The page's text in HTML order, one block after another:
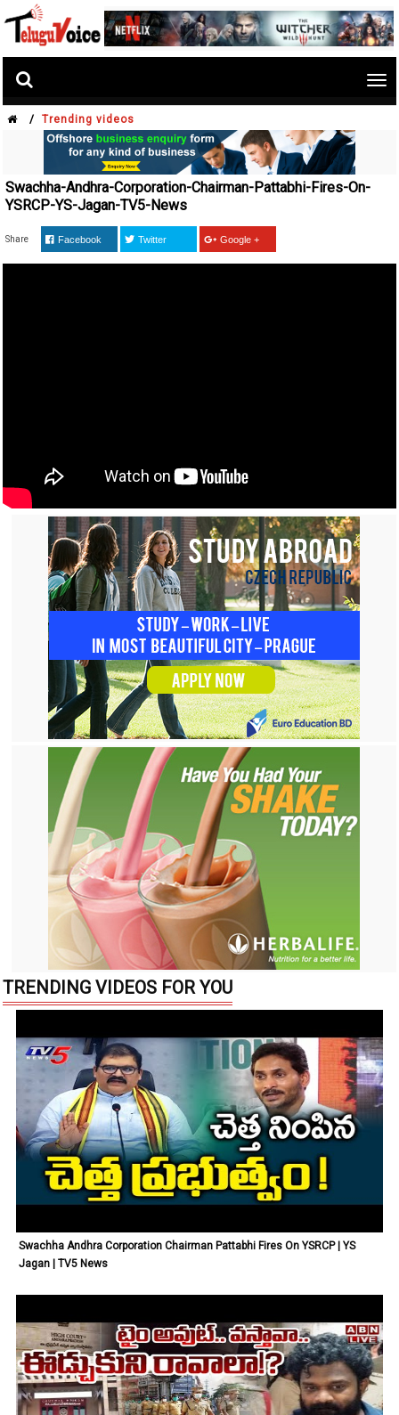
/ Trending videos
Swachha-Andhra-Corporation-Chairman-Pattabhi-Fires-On-
YSRCP-YS-Jagan-TV5-News
Share Facebook Twitter Google +
TRENDING VIDEOS FOR YOU
Swachha Andhra Corporation Chairman Pattabhi Fires On YSRCP | YS
Jagan | TV5 News